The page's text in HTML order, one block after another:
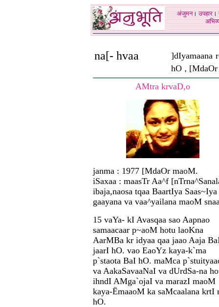
अंजुमन।उपहार।
na[- hvaa
]dIyamaana
hO ,
AMtra krvaD,o
janma : 1977 [MdaOr maoM.
iSaxaa : maasTr Aa^f
ibaja,naosa tqaa BaartIya Saas~Iya
gaayana va vaa^yailana maoM
15 vaYa- kI Avasqaa sao Aapnao
samaacaar p~aoM hotu laoKna
AarMBa kr idyaa qaa jaao Aaja
jaarI hO. vao EaoYz kaya-k`ma
p`staota BaI hO. maMca
va AakaSavaaNaI va dUrdSa-na
ihndI AMga`ojaI va marazI maoM
kaya-ËmaaoM ka saMcaalana krtI
hO.